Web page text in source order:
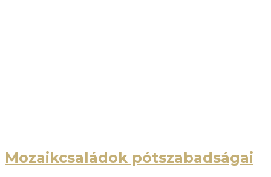
Mozaikcsaládok pótszabadságai